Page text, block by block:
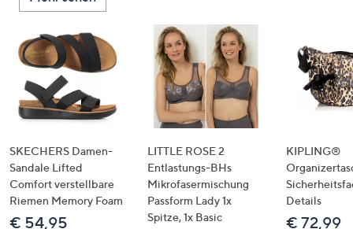
oder
wischen
Sie
Touch-
Geräten
links
bzw.
rechts,
um
diese
SKECHERS Damen-
Sandale Lifted
Comfort verstellbare
Riemen Memory Foam
€ 54,95
LITTLE ROSE 2
Entlastungs-BHs
Mikrofasermischung
Passform Lady 1x
Spitze, 1x Basic
KIPLING®
Details
€ 72,99